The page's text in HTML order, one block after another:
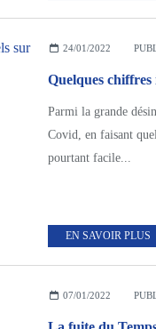
24/01/2022
Parmi la grande
Covid, en faisant
pourtant facile...
EN SAVOIR PLUS
07/01/2022